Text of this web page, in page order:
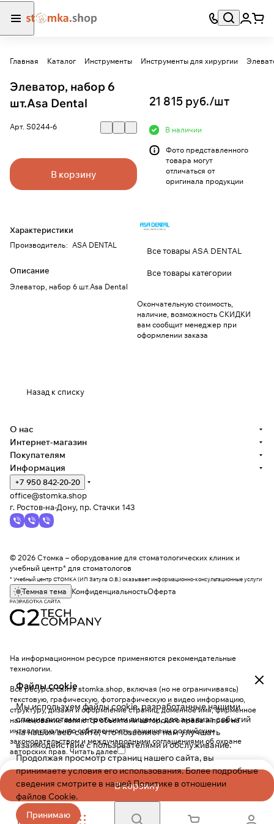
Главная Каталог Инструменты Инструменты для хирургии
Элеватор, набор 6
шт.Asa Dental
Арт. S0244-6
В корзину
Характеристики
Производитель: ASA DENTAL
Описание
Элеватор, набор 6 шт.Asa Dental
21 815 руб./шт
В наличии
Фото представленного
товара могут
отличаться от
оригинала продукции
Все товары ASA DENTAL
Все товары категории
Окончательную стоимость,
наличие, возможность СКИДКИ
вам сообщит менеджер при
оформлении заказа
Назад к списку
В корзину
Файлы cookie
Мы используем файлы cookie, разработанные нашими
специалистами и третьими лицами, для анализа событий
на нашем веб-сайте, что позволяет нам улучшать
взаимодействие с пользователями и обслуживание.
Продолжая просмотр страниц нашего сайта, вы
принимаете условия его использования. Более подробные
сведения смотрите в нашейПолитике в отношении
файлов Cookie.
Принимаю
О нас
Интернет-магазин
Покупателям
Информация
+7 950 842-20-20
office@stomka.shop
г. Ростов-на-Дону, пр. Стачки 143
© 2026 Стомка – оборудование для стоматологических клиник и
учебный центр* для стоматологов
* Учебный центр СТОМКА (ИП Затула О.В.) оказывает информационно-консультационные услуги
Темная тема КонфиденциальностьОферта
На информационном ресурсе применяются рекомендательные
технологии.
Все ресурсы сайта stomka.shop, включая (но не ограничиваясь)
текстовую, графическую, фотографическую и видео информацию,
структуру, дизайн и оформление страниц, доменное имя, фирменное
наименование являются объектами авторского права и прав на
интеллектуальную собственность, защищены российским
законодательством и международными соглашениями об охране
авторских прав. Читать далее